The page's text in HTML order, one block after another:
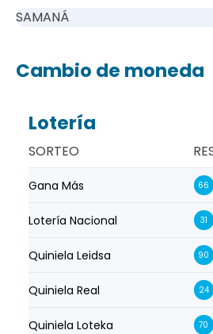
SAMANÁ
Cambio de moneda
Lotería
SORTEO
Gana Más 66
Lotería Nacional 31
Quiniela Leidsa 90
Quiniela Real 24
Quiniela Loteka 70